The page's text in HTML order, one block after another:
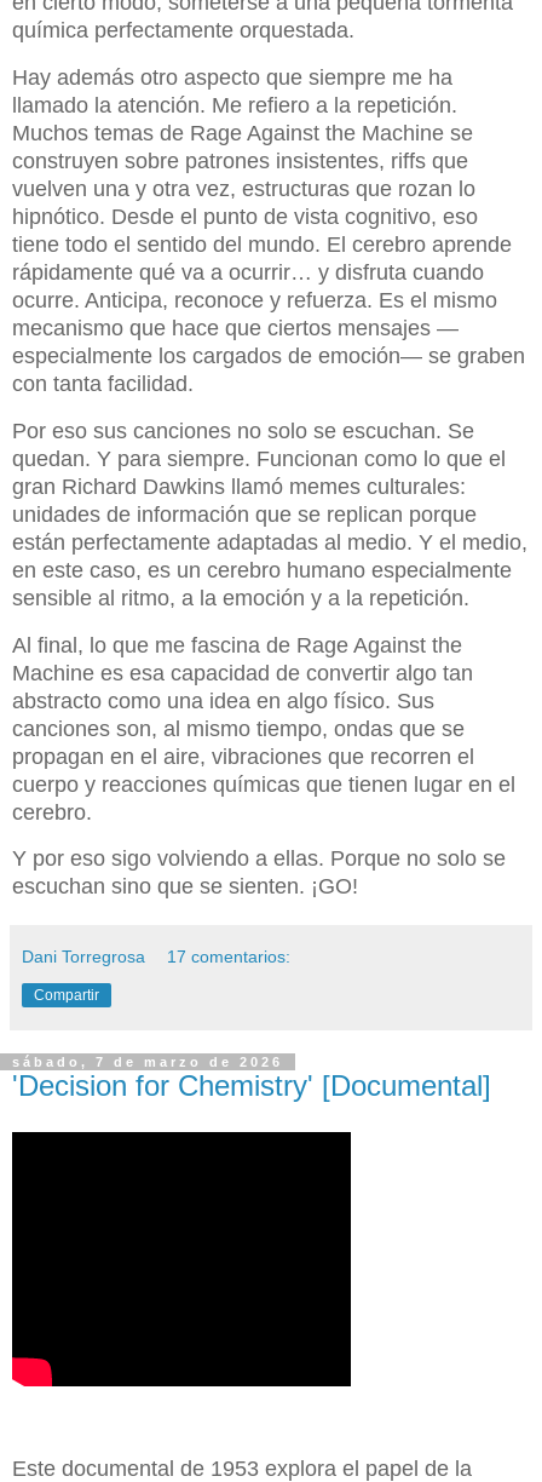
química perfectamente orquestada.
Hay además otro aspecto que siempre me ha
llamado la atención. Me refiero a la repetición.
Muchos temas de Rage Against the Machine se
construyen sobre patrones insistentes, riffs que
vuelven una y otra vez, estructuras que rozan lo
hipnótico. Desde el punto de vista cognitivo, eso
tiene todo el sentido del mundo. El cerebro aprende
rápidamente qué va a ocurrir… y disfruta cuando
ocurre. Anticipa, reconoce y refuerza. Es el mismo
mecanismo que hace que ciertos mensajes —
especialmente los cargados de emoción— se graben
con tanta facilidad.
Por eso sus canciones no solo se escuchan. Se
quedan. Y para siempre. Funcionan como lo que el
gran Richard Dawkins llamó memes culturales:
unidades de información que se replican porque
están perfectamente adaptadas al medio. Y el medio,
en este caso, es un cerebro humano especialmente
sensible al ritmo, a la emoción y a la repetición.
Al final, lo que me fascina de Rage Against the
Machine es esa capacidad de convertir algo tan
abstracto como una idea en algo físico. Sus
canciones son, al mismo tiempo, ondas que se
propagan en el aire, vibraciones que recorren el
cuerpo y reacciones químicas que tienen lugar en el
cerebro.
Y por eso sigo volviendo a ellas. Porque no solo se
escuchan sino que se sienten. ¡GO!
Dani Torregrosa 17 comentarios:
Compartir
sábado, 7 de marzo de 2026
'Decision for Chemistry' [Documental]
Este documental de 1953 explora el papel de la